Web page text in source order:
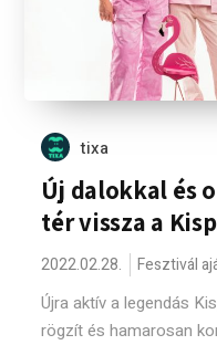
tixa
Új dalokkal és
tér vissza a
2022.02.28. Fesztivál
Újra aktív a legendás
rögzít és hamarosan